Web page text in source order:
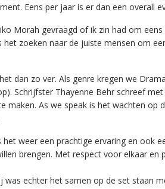
Eens per jaar is er dan een overall
Morah gevraagd of ik zin had om
het zoeken naar de juiste mensen om
dan zo ver. Als genre kregen we
Schrijfster Thayenne Behr schreef
maken. As we speak is het wachten
weer een prachtige ervaring en ook
brengen. Met respect voor elkaar
echter het samen op de set staan